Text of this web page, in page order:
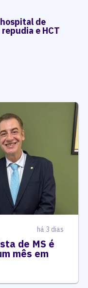
de
repudia e HCT
há 3 dias
de MS é
mês em